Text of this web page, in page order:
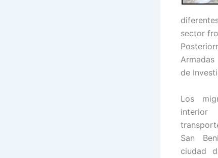
sector
de
Los
San
ciudad